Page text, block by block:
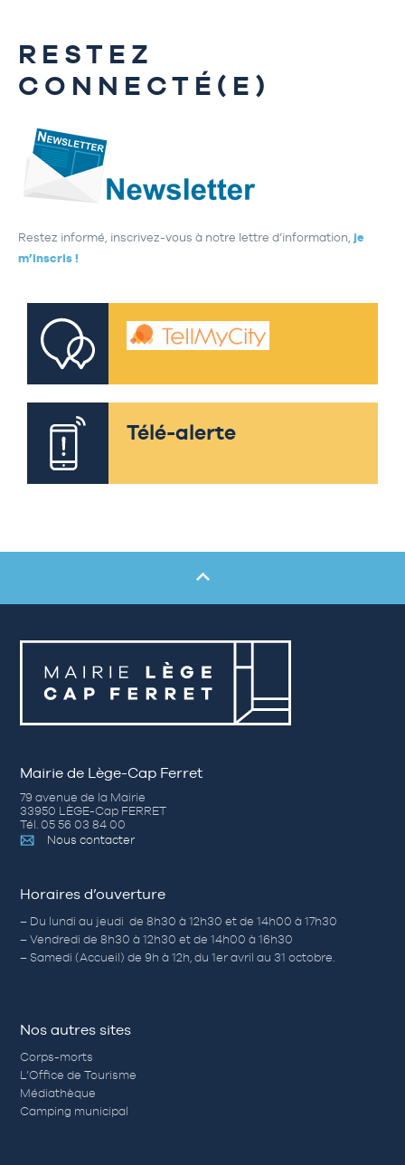
RESTEZ
CONNECTÉ(E)
Restez informé, inscrivez-vous à notre lettre d’information, je
m’inscris !
Télé-alerte
Mairie de Lège-Cap Ferret
79 avenue de la Mairie
33950 LÈGE-Cap FERRET
Tél. 05 56 03 84 00
Nous contacter
Horaires d’ouverture
– Du lundi au jeudi de 8h30 à 12h30 et de 14h00 à 17h30
– Vendredi de 8h30 à 12h30 et de 14h00 à 16h30
– Samedi (Accueil) de 9h à 12h, du 1er avril au 31 octobre.
Nos autres sites
Corps-morts
L’Office de Tourisme
Médiathèque
Camping municipal